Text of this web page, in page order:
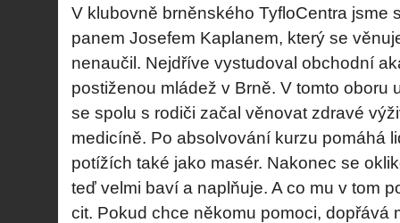
V klubovně brněnského TyfloCentra jsme
panem Josefem Kaplanem, který se
nenaučil. Nejdříve vystudoval obchodní
postiženou mládež v Brně. V tomto oboru
se spolu s rodiči začal věnovat zdravé
medicíně. Po absolvování kurzu pomáhá
potížích také jako masér. Nakonec se
teď velmi baví a naplňuje. A co mu v tom
cit. Pokud chce někomu pomoci, dopřává